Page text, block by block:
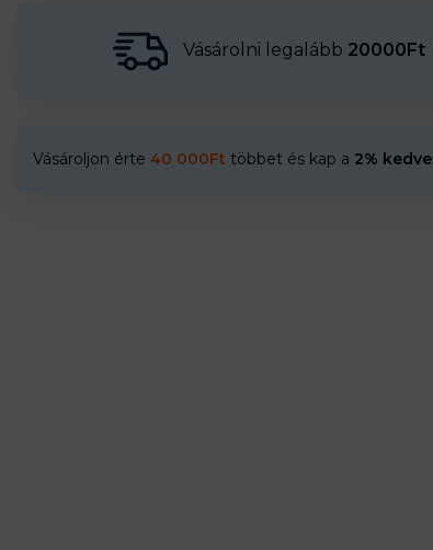
Vásárolni legalább 20000Ft
Vásároljon érte 40 000Ft többet és kap a 2%